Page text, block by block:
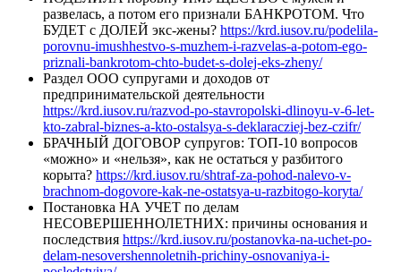
развелась, а потом его признали БАНКРОТОМ. Что
БУДЕТ с ДОЛЕЙ экс-жены? https://krd.iusov.ru/podelila-
porovnu-imushhestvo-s-muzhem-i-razvelas-a-potom-ego-
priznali-bankrotom-chto-budet-s-dolej-eks-zheny/
Раздел ООО супругами и доходов от
предпринимательской деятельности
https://krd.iusov.ru/razvod-po-stavropolski-dlinoyu-v-6-let-
kto-zabral-biznes-a-kto-ostalsya-s-deklaracziej-bez-czifr/
БРАЧНЫЙ ДОГОВОР супругов: ТОП-10 вопросов
«можно» и «нельзя», как не остаться у разбитого
корыта? https://krd.iusov.ru/shtraf-za-pohod-nalevo-v-
brachnom-dogovore-kak-ne-ostatsya-u-razbitogo-koryta/
Постановка НА УЧЕТ по делам
НЕСОВЕРШЕННОЛЕТНИХ: причины основания и
последствия https://krd.iusov.ru/postanovka-na-uchet-po-
delam-nesovershennoletnih-prichiny-osnovaniya-i-